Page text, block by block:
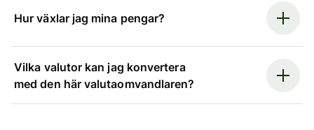
Hur växlar jag mina pengar?
Vilka valutor kan jag konvertera
med den här valutaomvandlaren?